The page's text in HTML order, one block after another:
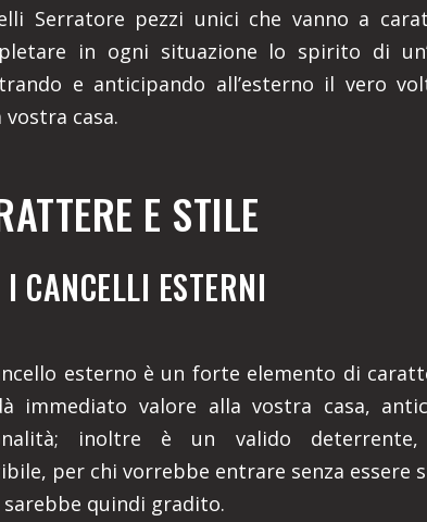
Serratore pezzi unici che vanno a
in ogni situazione lo spirito di
e anticipando all’esterno il vero
vostra casa.
E STILE
I CANCELLI ESTERNI
esterno è un forte elemento di
immediato valore alla vostra casa,
inoltre è un valido
per chi vorrebbe entrare senza essere
sarebbe quindi gradito.